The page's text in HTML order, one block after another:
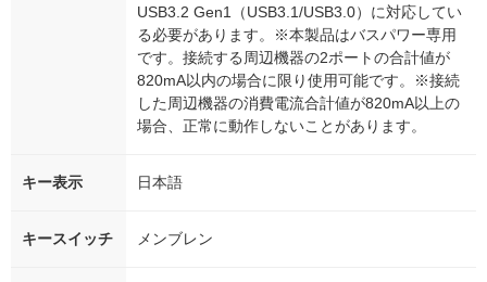
USB3.2 Gen1（USB3.1/USB3.0）に対応してい
る必要があります。※本製品はバスパワー専用
です。接続する周辺機器の2ポートの合計値が
820mA以内の場合に限り使用可能です。※接続
した周辺機器の消費電流合計値が820mA以上の
場合、正常に動作しないことがあります。
キー表示 日本語
キースイッチ メンブレン